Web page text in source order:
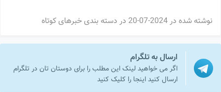
نوشته شده در2024-07-20 در دسته بندی خبرهای کوتاه
ارسال به تلگرام
اگر می خواهید لینک این مطلب را برای دوستان تان در تلگرام
ارسال کنید اینجا را کلیک کنید